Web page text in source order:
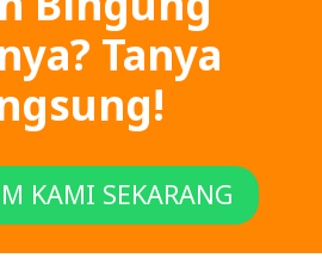
Tanya
KAMI SEKARANG